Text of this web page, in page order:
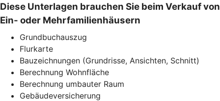
Diese Unterlagen brauchen Sie beim Verkauf von
Ein- oder Mehrfamilienhäusern
Grundbuchauszug
Flurkarte
Bauzeichnungen (Grundrisse, Ansichten, Schnitt)
Berechnung Wohnfläche
Berechnung umbauter Raum
Gebäudeversicherung